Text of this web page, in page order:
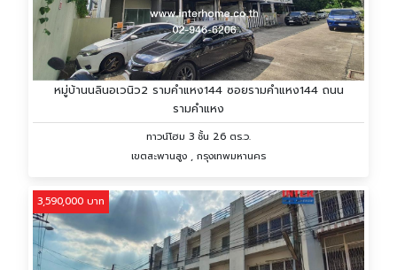
หมู่บ้านนลินอเวนิว2 รามคำแหง144 ซอยรามคำแหง144 ถนน
รามคำแหง
ทาวน์โฮม 3 ชั้น 26 ตร.ว.
เขตสะพานสูง , กรุงเทพมหานคร
3,590,000 บาท